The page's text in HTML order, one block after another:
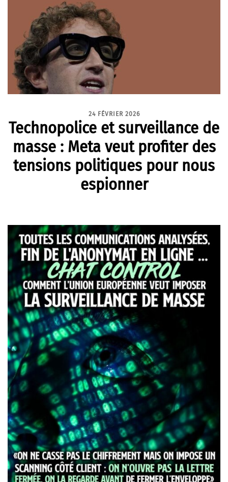
24 FÉVRIER 2026
Technopolice et surveillance de
masse : Meta veut profiter des
tensions politiques pour nous
espionner